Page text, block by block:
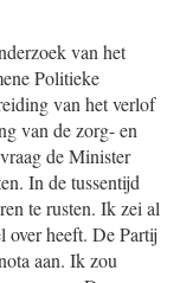
van het
Politieke
van het verlof
van de zorg- en
de Minister
In de tussentijd
te rusten. Ik zei al
heeft. De Partij
aan. Ik zou